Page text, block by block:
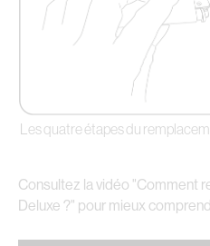
Les quatre étapes du
Consultez la vidéo "Comment
Deluxe ?" pour mieux